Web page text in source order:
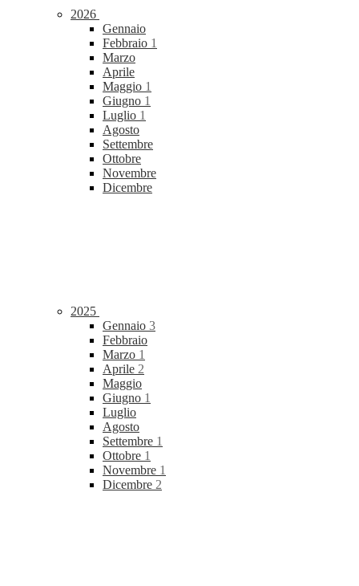
2026
Gennaio
Febbraio 1
Marzo
Aprile
Maggio 1
Giugno 1
Luglio 1
Agosto
Settembre
Ottobre
Novembre
Dicembre
2025
Gennaio 3
Febbraio
Marzo 1
Aprile 2
Maggio
Giugno 1
Luglio
Agosto
Settembre 1
Ottobre 1
Novembre 1
Dicembre 2